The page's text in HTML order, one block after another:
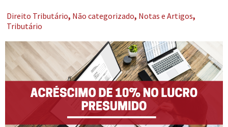
Direito Tributário, Não categorizado, Notas e Artigos,
Tributário